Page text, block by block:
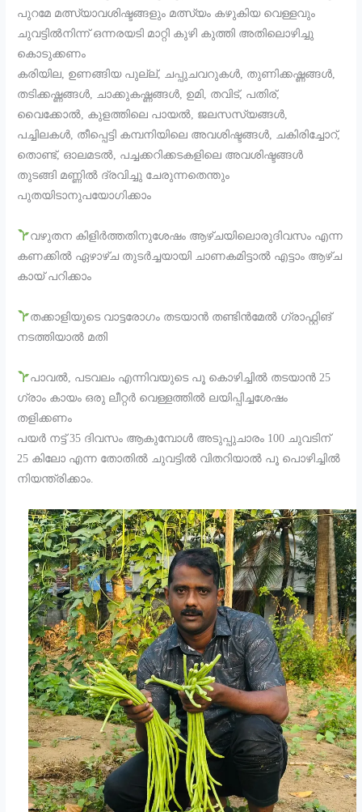
പുറമേ മത്സ്യാവശിഷ്ടങ്ങളും മത്സ്യം കഴുകിയ വെള്ളവും
ചുവട്ടിൽനിന്ന് ഒന്നരയടി മാറ്റി കുഴി കുത്തി അതിലൊഴിച്ചു
കൊടുക്കണം
കരിയില, ഉണങ്ങിയ പുല്ല്, ചപ്പുചവറുകൾ, തുണിക്കഷ്ണങ്ങൾ,
തടിക്കഷ്ണങ്ങൾ, ചാക്കുകഷ്ണങ്ങൾ, ഉമി, തവിട്, പതിര്,
വൈക്കോൽ, കുളത്തിലെ പായൽ, ജലസസ്യങ്ങൾ,
പച്ചിലകൾ, തീപ്പെട്ടി കമ്പനിയിലെ അവശിഷ്ടങ്ങൾ, ചകിരിച്ചോറ്,
തൊണ്ട്, ഓലമടൽ, പച്ചക്കറിക്കടകളിലെ അവശിഷ്ടങ്ങൾ
തുടങ്ങി മണ്ണിൽ ദ്രവിച്ചു ചേരുന്നതെന്തും
പുതയിടാനുപയോഗിക്കാം
വഴുതന കിളിർത്തതിനുശേഷം ആഴ്ചയിലൊരുദിവസം എന്ന
കണക്കിൽ ഏഴാഴ്ച തുടർച്ചയായി ചാണകമിട്ടാൽ എട്ടാം ആഴ്ച
കായ് പറിക്കാം
തക്കാളിയുടെ വാട്ടരോഗം തടയാൻ തണ്ടിൻമേൽ ഗ്രാഫ്റ്റിങ്
നടത്തിയാൽ മതി
പാവൽ, പടവലം എന്നിവയുടെ പൂ കൊഴിച്ചിൽ തടയാൻ 25
ഗ്രാം കായം ഒരു ലീറ്റർ വെള്ളത്തിൽ ലയിപ്പിച്ചശേഷം
തളിക്കണം
പയർ നട്ട് 35 ദിവസം ആകുമ്പോൾ അടുപ്പുചാരം 100 ചുവടിന്
25 കിലോ എന്ന തോതിൽ ചുവട്ടിൽ വിതറിയാൽ പൂ പൊഴിച്ചിൽ
നിയന്ത്രിക്കാം.